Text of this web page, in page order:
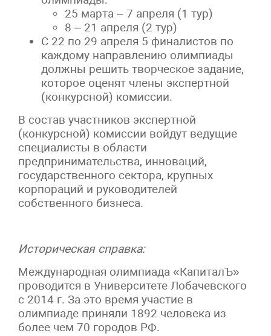
25 марта – 7 апреля (1 тур)
8 – 21 апреля (2 тур)
С 22 по 29 апреля 5 финалистов по
каждому направлению олимпиады
должны решить творческое задание,
которое оценят члены экспертной
(конкурсной) комиссии.
В состав участников экспертной
(конкурсной) комиссии войдут ведущие
специалисты в области
предпринимательства, инноваций,
государственного сектора, крупных
корпораций и руководителей
собственного бизнеса.
Историческая справка:
Международная олимпиада «КапиталЪ»
проводится в Университете Лобачевского
с 2014 г. За это время участие в
олимпиаде приняли 1892 человека из
более чем 70 городов РФ.